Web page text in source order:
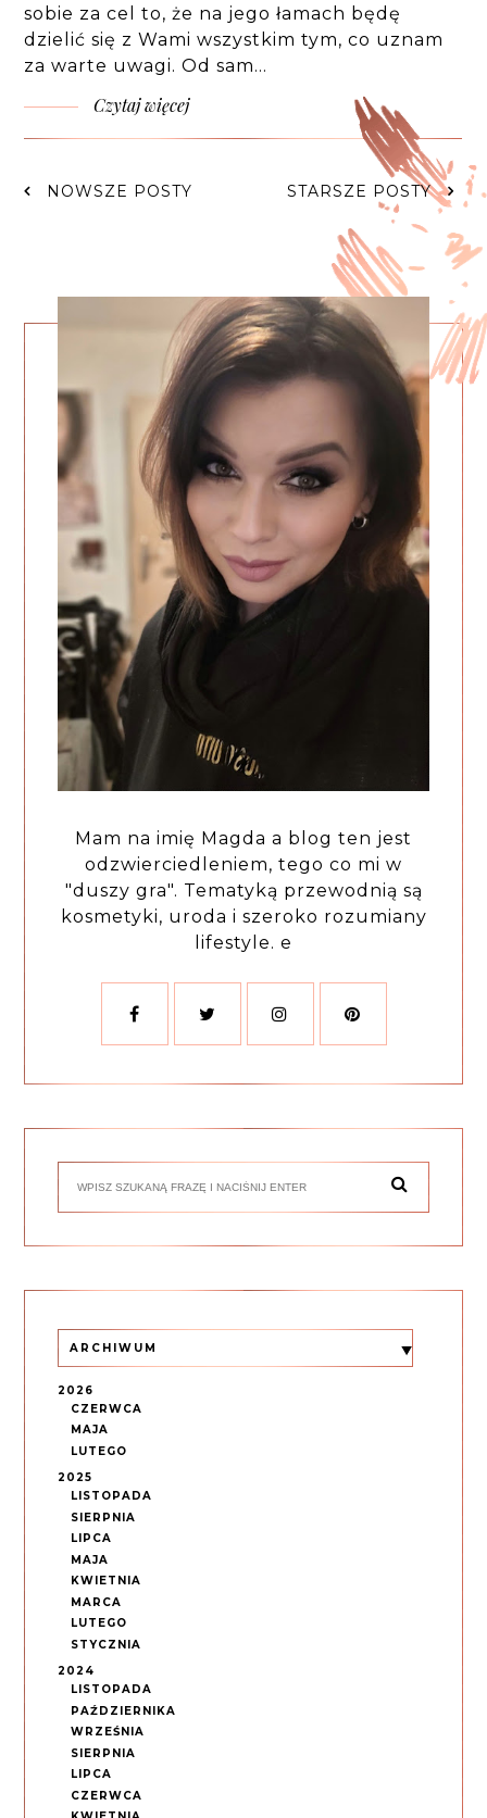
sobie za cel to, że na jego łamach będę
dzielić się z Wami wszystkim tym, co uznam
za warte uwagi. Od sam…
Czytaj więcej
NOWSZE POSTY STARSZE POSTY
Mam na imię Magda a blog ten jest
odzwierciedleniem, tego co mi w
"duszy gra". Tematyką przewodnią są
kosmetyki, uroda i szeroko rozumiany
lifestyle. e
ARCHIWUM
2026
CZERWCA
MAJA
LUTEGO
2025
LISTOPADA
SIERPNIA
LIPCA
MAJA
KWIETNIA
MARCA
LUTEGO
STYCZNIA
2024
LISTOPADA
PAŹDZIERNIKA
WRZEŚNIA
SIERPNIA
LIPCA
CZERWCA